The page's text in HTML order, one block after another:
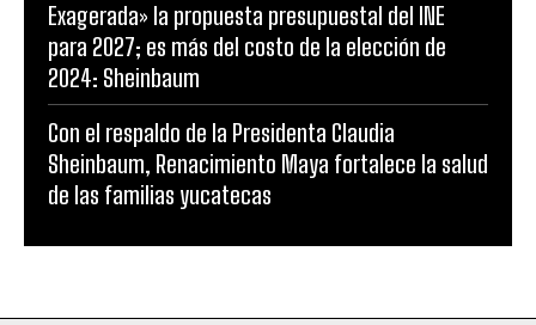
Exagerada» la propuesta presupuestal del INE
para 2027; es más del costo de la elección de
2024: Sheinbaum
Con el respaldo de la Presidenta Claudia
Sheinbaum, Renacimiento Maya fortalece la salud
de las familias yucatecas